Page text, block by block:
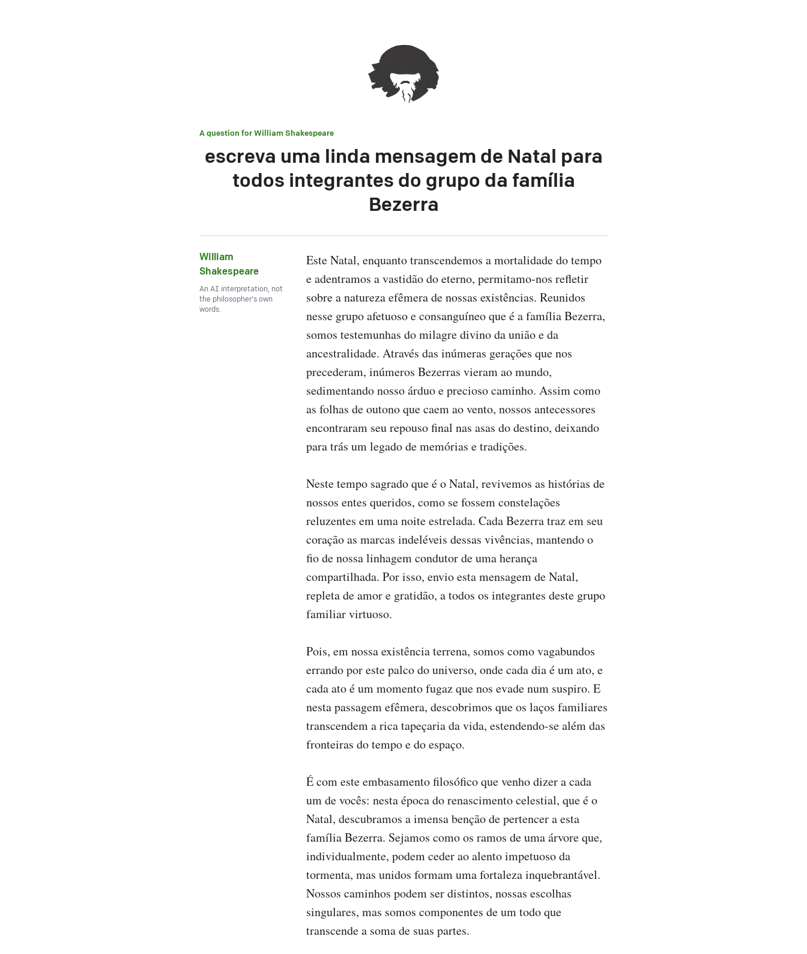
A question forWilliam Shakespeare
escreva uma linda mensagem de Natal para
todos integrantes do grupo da família
Bezerra
William
Shakespeare
An AI interpretation, not
the philosopher's own
words.
Este Natal, enquanto transcendemos a mortalidade do tempo
e adentramos a vastidão do eterno, permitamo-nos refletir
sobre a natureza efêmera de nossas existências. Reunidos
nesse grupo afetuoso e consanguíneo que é a família Bezerra,
somos testemunhas do milagre divino da união e da
ancestralidade. Através das inúmeras gerações que nos
precederam, inúmeros Bezerras vieram ao mundo,
sedimentando nosso árduo e precioso caminho. Assim como
as folhas de outono que caem ao vento, nossos antecessores
encontraram seu repouso final nas asas do destino, deixando
para trás um legado de memórias e tradições.
Neste tempo sagrado que é o Natal, revivemos as histórias de
nossos entes queridos, como se fossem constelações
reluzentes em uma noite estrelada. Cada Bezerra traz em seu
coração as marcas indeléveis dessas vivências, mantendo o
fio de nossa linhagem condutor de uma herança
compartilhada. Por isso, envio esta mensagem de Natal,
repleta de amor e gratidão, a todos os integrantes deste grupo
familiar virtuoso.
Pois, em nossa existência terrena, somos como vagabundos
errando por este palco do universo, onde cada dia é um ato, e
cada ato é um momento fugaz que nos evade num suspiro. E
nesta passagem efêmera, descobrimos que os laços familiares
transcendem a rica tapeçaria da vida, estendendo-se além das
fronteiras do tempo e do espaço.
É com este embasamento filosófico que venho dizer a cada
um de vocês: nesta época do renascimento celestial, que é o
Natal, descubramos a imensa benção de pertencer a esta
família Bezerra. Sejamos como os ramos de uma árvore que,
individualmente, podem ceder ao alento impetuoso da
tormenta, mas unidos formam uma fortaleza inquebrantável.
Nossos caminhos podem ser distintos, nossas escolhas
singulares, mas somos componentes de um todo que
transcende a soma de suas partes.